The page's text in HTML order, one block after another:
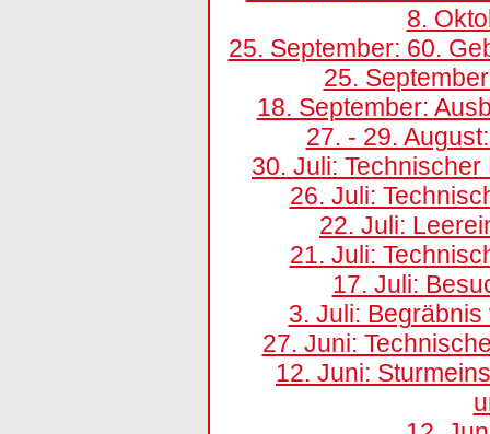
8.
25. September: 60.
25.
18. September:
27. - 29.
30. Juli:
26. Juli:
22. Juli:
21. Juli:
17. Juli:
3. Juli:
27. Juni:
12. Juni: